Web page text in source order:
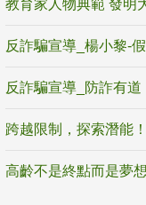
反詐騙宣導_楊小黎-